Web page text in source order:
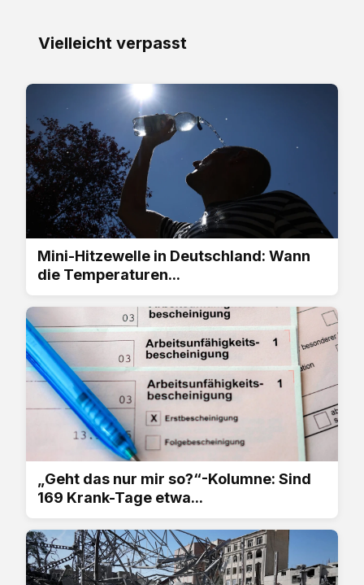
Vielleicht verpasst
Mini-Hitzewelle in Deutschland: Wann
die Temperaturen...
„Geht das nur mir so?“-Kolumne: Sind
169 Krank-Tage etwa...